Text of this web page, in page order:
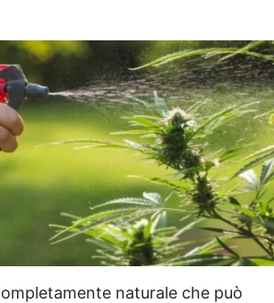
naturale che può